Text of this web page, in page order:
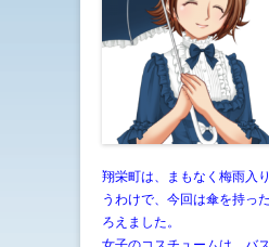
翔栄町は、まもなく梅雨入
うわけで、今回は傘を持っ
ろえました。